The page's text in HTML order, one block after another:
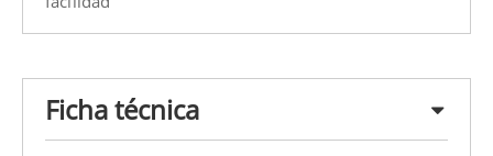
Ficha técnica